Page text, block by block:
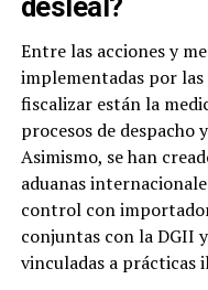
desleal?
Entre las acciones y
implementadas por
fiscalizar están la
procesos de despacho
Asimismo, se han
aduanas
control con
conjuntas con la DGII
vinculadas a prácticas